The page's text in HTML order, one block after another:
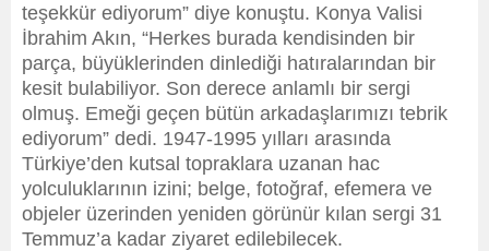
teşekkür ediyorum” diye konuştu. Konya Valisi
İbrahim Akın, “Herkes burada kendisinden bir
parça, büyüklerinden dinlediği hatıralarından bir
kesit bulabiliyor. Son derece anlamlı bir sergi
olmuş. Emeği geçen bütün arkadaşlarımızı tebrik
ediyorum” dedi. 1947-1995 yılları arasında
Türkiye’den kutsal topraklara uzanan hac
yolculuklarının izini; belge, fotoğraf, efemera ve
objeler üzerinden yeniden görünür kılan sergi 31
Temmuz’a kadar ziyaret edilebilecek.